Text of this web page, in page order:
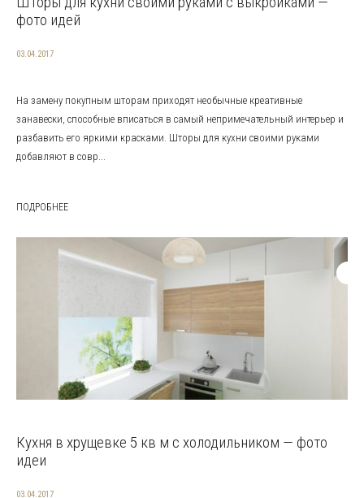
фото идей
03.04.2017
На замену покупным шторам приходят необычные креативные
занавески, способные вписаться в самый непримечательный интерьер и
разбавить его яркими красками. Шторы для кухни своими руками
добавляют в совр...
ПОДРОБНЕЕ
Кухня в хрущевке 5 кв м с холодильником — фото
идеи
03.04.2017